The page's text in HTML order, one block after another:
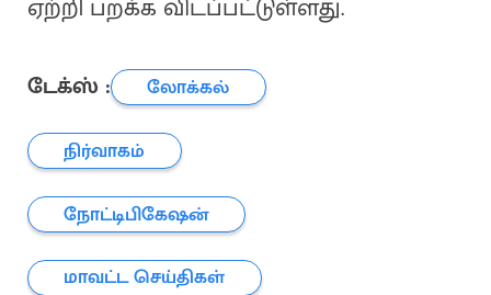
ஏற்றி பறக்க விடப்பட்டுள்ளது.
டேக்ஸ் :
லோக்கல்
நிர்வாகம்
நோட்டிபிகேஷன்
மாவட்ட செய்திகள்